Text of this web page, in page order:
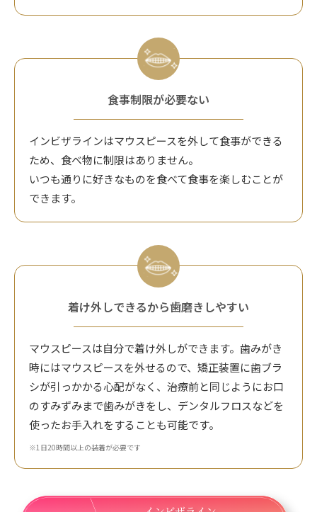
食事制限が必要ない
インビザラインはマウスピースを外して食事ができる
ため、食べ物に制限はありません。
いつも通りに好きなものを食べて食事を楽しむことが
できます。
着け外しできるから歯磨きしやすい
マウスピースは自分で着け外しができます。歯みがき
時にはマウスピースを外せるので、矯正装置に歯ブラ
シが引っかかる心配がなく、治療前と同じようにお口
のすみずみまで歯みがきをし、デンタルフロスなどを
使ったお手入れをすることも可能です。
※1日20時間以上の装着が必要です